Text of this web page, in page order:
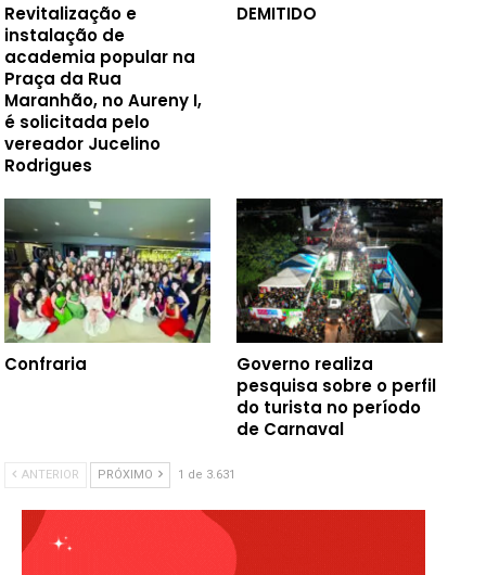
Revitalização e
instalação de
academia popular na
Praça da Rua
Maranhão, no Aureny I,
é solicitada pelo
vereador Jucelino
Rodrigues
DEMITIDO
Confraria
Governo realiza
pesquisa sobre o perfil
do turista no período
de Carnaval
ANTERIOR PRÓXIMO 1 de 3.631